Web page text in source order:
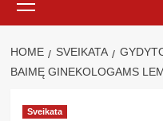
Menu
HOME SVEIKATA
BAIMĘ GINEKOLOGAMS
Sveikata